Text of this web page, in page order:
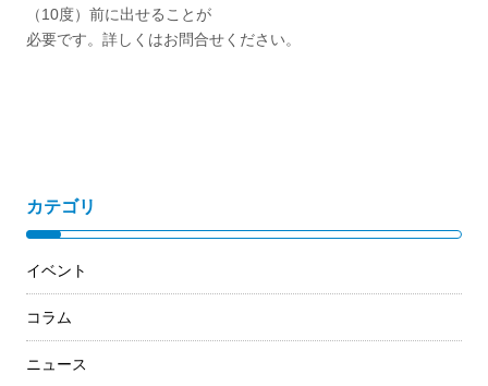
（10度）前に出せることが
必要です。詳しくはお問合せください。
カテゴリ
イベント
コラム
ニュース